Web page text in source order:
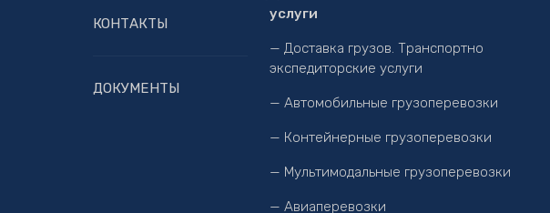
КОНТАКТЫ
ДОКУМЕНТЫ
услуги
— Доставка грузов. Транспортно
экспедиторские услуги
— Автомобильные грузоперевозки
— Контейнерные грузоперевозки
— Мультимодальные грузоперевозки
— Авиаперевозки